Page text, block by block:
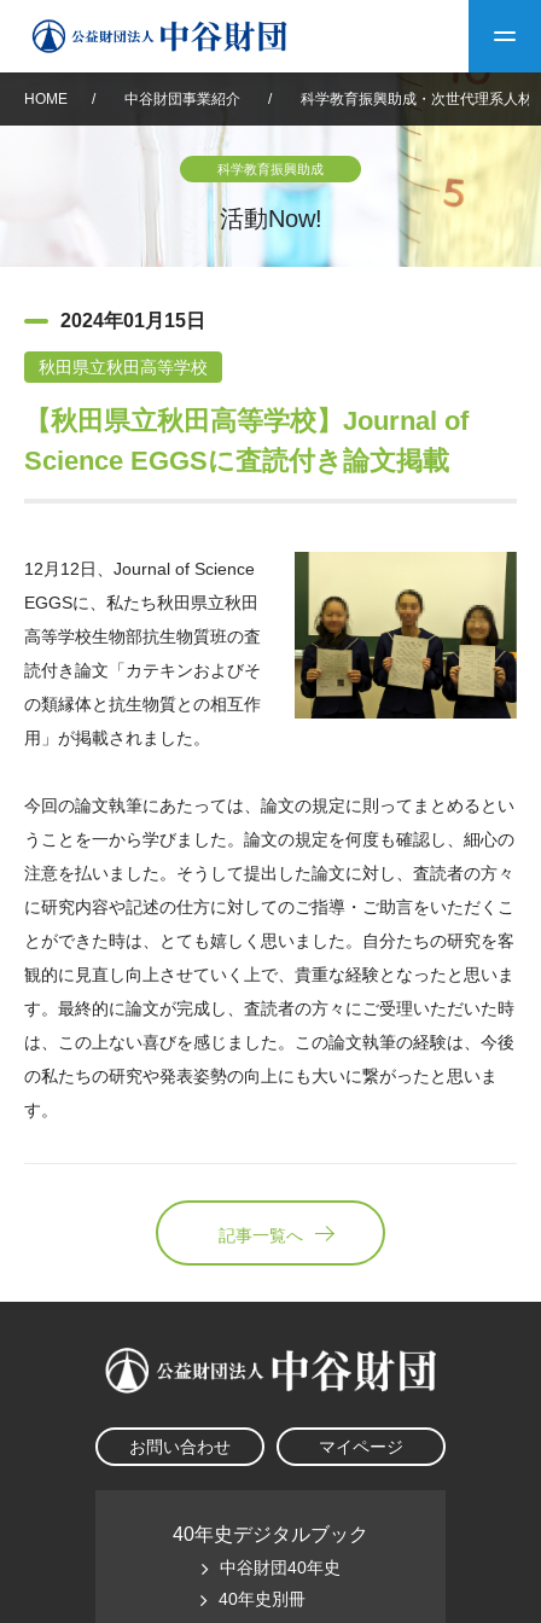
中谷財団について
設立趣意書
沿革 40年史デジタルブック
中谷財団40年史
役員・評議員
年報一覧 中谷財団レポート
中谷財団事業紹介
神戸賞 長期大型研究助成
大学院生奨学金
国際学生交流プログラ
科学教育振興助成・
次世代理系人材育成プ
ログラム助成
中谷財団動画紹介
その他情報
アクセス よくあるご質問
サイトマップ 中谷財団アーカイブ
日本語 English マイページ
HOME / 中谷財団事業紹介 / 科学教育振興助成・次世代理系人材
科学教育振興助成
活動Now!
2024年01月15日
秋田県立秋田高等学校
【秋田県立秋田高等学校】Journal of
Science EGGSに査読付き論文掲載
12月12日、Journal of Science
EGGSに、私たち秋田県立秋田
高等学校生物部抗生物質班の査
読付き論文「カテキンおよびそ
の類縁体と抗生物質との相互作
用」が掲載されました。
今回の論文執筆にあたっては、論文の規定に則ってまとめるとい
うことを一から学びました。論文の規定を何度も確認し、細心の
注意を払いました。そうして提出した論文に対し、査読者の方々
に研究内容や記述の仕方に対してのご指導・ご助言をいただくこ
とができた時は、とても嬉しく思いました。自分たちの研究を客
観的に見直し向上させていく上で、貴重な経験となったと思いま
す。最終的に論文が完成し、査読者の方々にご受理いただいた時
は、この上ない喜びを感じました。この論文執筆の経験は、今後
の私たちの研究や発表姿勢の向上にも大いに繋がったと思いま
す。
記事一覧へ
お問い合わせ マイページ
40年史デジタルブック
中谷財団40年史
40年史別冊